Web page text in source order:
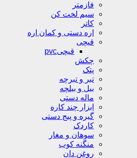
فازمتر
سیم لخت کن
کاتر
اره دستی و کمان اره
قیچی
قیچیpvc
چکش
پتک
تبر و تبرچه
بیل و بیلچه
ماله دستی
ابزار چند کاره
گیره و پیج دستی
کاردک
سوهان و مغار
منگنه کوب
روغن دان